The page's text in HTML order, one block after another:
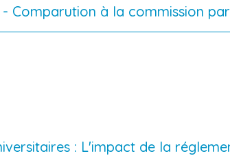
Comparution à la commission
: L'impact de la